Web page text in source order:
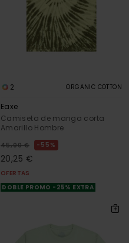
2 ORGANIC COTTON
Eaxe
Camiseta de manga corta
Amarillo Hombre
45,00 € 55%
20,25 €
OFERTAS
DOBLE PROMO -25% EXTRA